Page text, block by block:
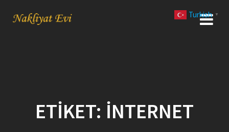
ETIKET: INTERNET
Turkish ▼